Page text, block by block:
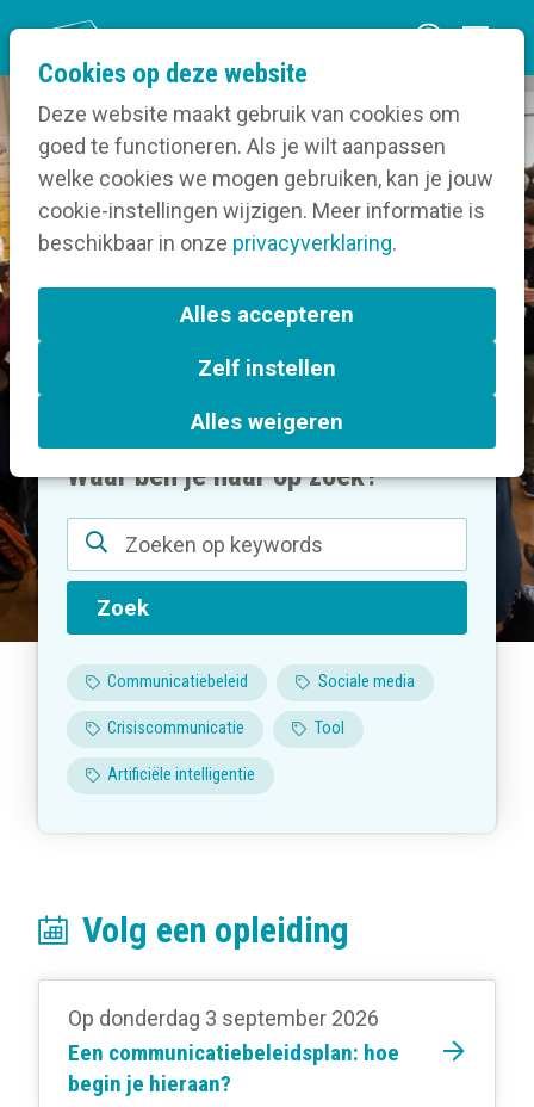
Cookies op deze website
Deze website maakt gebruik van cookies om
goed te functioneren. Als je wilt aanpassen
welke cookies we mogen gebruiken, kan je jouw
cookie-instellingen wijzigen. Meer informatie is
beschikbaar in onze privacyverklaring.
Alles accepteren
Zelf instellen
Alles weigeren
n
m
Vereniging voor overheids- en
socialprofitcommunicatie
Waar ben je naar op zoek?
Zoekveld
Zoek
Communicatiebeleid Sociale media
Crisiscommunicatie Tool
Artificiële intelligentie
Volg een opleiding
Op donderdag 3 september 2026
Een communicatiebeleidsplan: hoe
begin je hieraan?